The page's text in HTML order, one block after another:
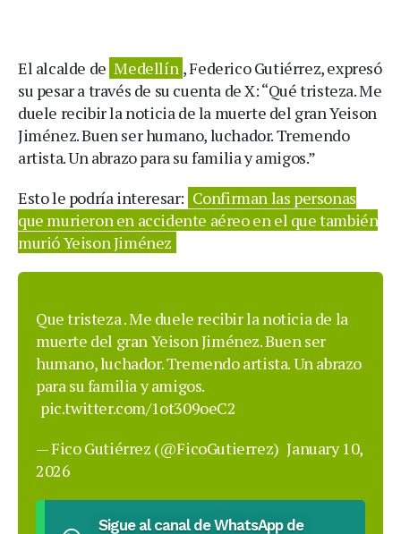
El alcalde de Medellín , Federico Gutiérrez, expresó
su pesar a través de su cuenta de X: “Qué tristeza. Me
duele recibir la noticia de la muerte del gran Yeison
Jiménez. Buen ser humano, luchador. Tremendo
artista. Un abrazo para su familia y amigos.”
Esto le podría interesar: Confirman las personas
que murieron en accidente aéreo en el que también
murió Yeison Jiménez
Que tristeza . Me duele recibir la noticia de la
muerte del gran Yeison Jiménez. Buen ser
humano, luchador. Tremendo artista. Un abrazo
para su familia y amigos.
pic.twitter.com/1ot309oeC2
— Fico Gutiérrez (@FicoGutierrez) January 10,
2026
Sigue al canal de WhatsApp de